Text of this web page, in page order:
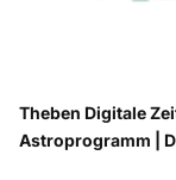
Theben Digitale
Astroprogramm |